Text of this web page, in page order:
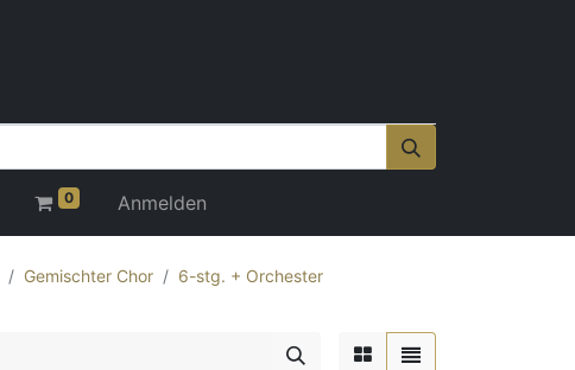
0 Anmelden
Gemischter Chor
6-stg. + Orchester